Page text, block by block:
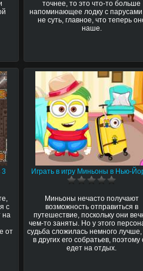
точнее, то это что-то больше
напоминающее лодку с
не суть, главное, что теперь
наше.
3
с
на
от
Играть в игру Миньоны в Нью-
Миньоны нечасто получают
возможность отправиться в
путешествие, поскольку они
чем-то заняты. Но у этого
судьба сложилась немного
в других его собратьев, поэтому
едет на отдых.